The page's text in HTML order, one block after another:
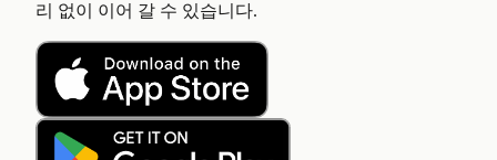
리 없이 이어 갈 수 있습니다.